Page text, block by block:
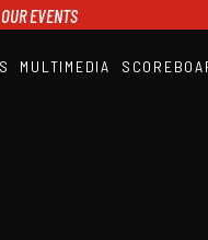
EVENTS
MULTIMEDIA